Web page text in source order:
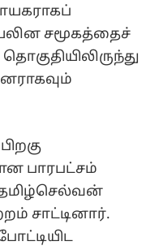
சமூகத்தைச்
பாரபட்சம்
சாட்டினார்.